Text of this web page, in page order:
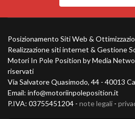
Posizionamento Siti Web &
Realizzazione siti internet & Gestione
Motori In Pole Position by Media
riservati
Via Salvatore Quasimodo, 44 - 40013
Email: info@motoriinpoleposition.it
P.IVA: 03755451204 - note legali -